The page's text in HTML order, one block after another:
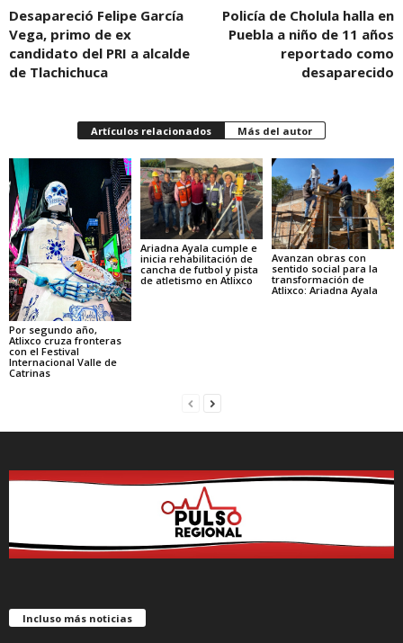
Desapareció Felipe García
Vega, primo de ex
candidato del PRI a alcalde
de Tlachichuca
Policía de Cholula halla en
Puebla a niño de 11 años
reportado como
desaparecido
Artículos relacionados Más del autor
Por segundo año,
Atlixco cruza fronteras
con el Festival
Internacional Valle de
Catrinas
Ariadna Ayala cumple e
inicia rehabilitación de
cancha de futbol y pista
de atletismo en Atlixco
Avanzan obras con
sentido social para la
transformación de
Atlixco: Ariadna Ayala
Incluso más noticias